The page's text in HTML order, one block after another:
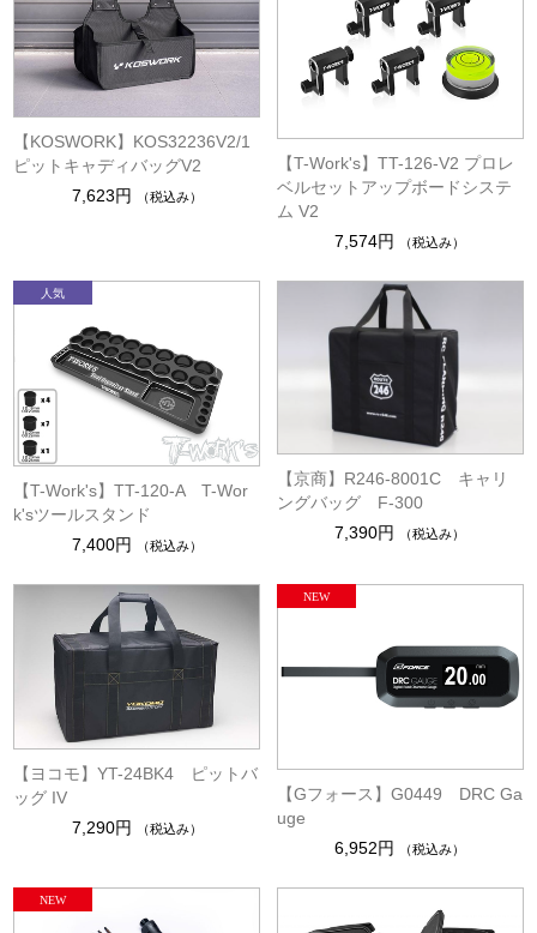
【KOSWORK】KOS32236V2/1
ピットキャディバッグV2
7,623円
（税込み）
【T-Work's】TT-126-V2 プロレ
ベルセットアップボードシステ
ム V2
7,574円
（税込み）
【T-Work's】TT-120-A T-Wor
k'sツールスタンド
7,400円
（税込み）
【京商】R246-8001C キャリ
ングバッグ F-300
7,390円
（税込み）
【ヨコモ】YT-24BK4 ピットバ
ッグ IV
7,290円
（税込み）
【Gフォース】G0449 DRC Ga
uge
6,952円
（税込み）